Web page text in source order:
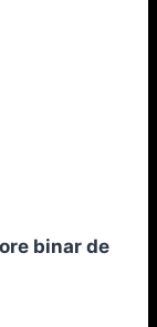
binar de